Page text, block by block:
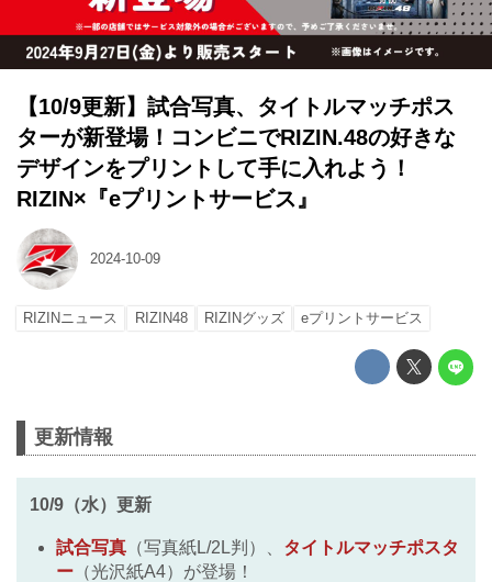
【10/9更新】試合写真、タイトルマッチポス
ターが新登場！コンビニでRIZIN.48の好きな
デザインをプリントして手に入れよう！
RIZIN×『eプリントサービス』
2024-10-09
RIZINニュース RIZIN48 RIZINグッズ eプリントサービス
更新情報
10/9（水）更新
試合写真 （写真紙L/2L判）、 タイトルマッチポスタ
ー （光沢紙A4）が登場！